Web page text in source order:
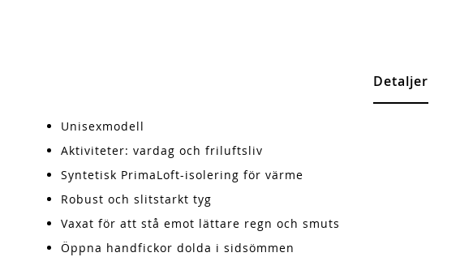
Detaljer
Unisexmodell
Aktiviteter: vardag och friluftsliv
Syntetisk PrimaLoft-isolering för värme
Robust och slitstarkt tyg
Vaxat för att stå emot lättare regn och smuts
Öppna handfickor dolda i sidsömmen